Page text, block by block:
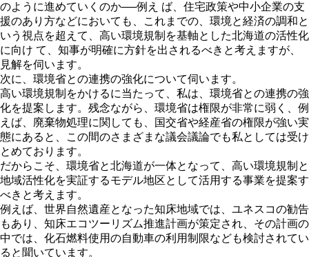
のように進めていくのか──例え ば、住宅政策や中小企業の支
援のあり方などにおいても、これまでの、環境と経済の調和と
いう視点を超えて、高い環境規制を基軸とした北海道の活性化
に向け て、知事が明確に方針を出されるべきと考えますが、
見解を伺います。
次に、環境省との連携の強化について伺います。
高い環境規制をかけるに当たって、私は、環境省との連携の強
化を提案します。残念ながら、環境省は権限が非常に弱く、例
えば、廃棄物処理に関しても、国交省や経産省の権限が強い実
態にあると、この間のさまざまな議会議論でも私としては受け
とめております。
だからこそ、環境省と北海道が一体となって、高い環境規制と
地域活性化を実証するモデル地区として活用する事業を提案す
べきと考えます。
例えば、世界自然遺産となった知床地域では、ユネスコの勧告
もあり、知床エコツーリズム推進計画が策定され、その計画の
中では、化石燃料使用の自動車の利用制限なども検討されてい
ると聞いています。